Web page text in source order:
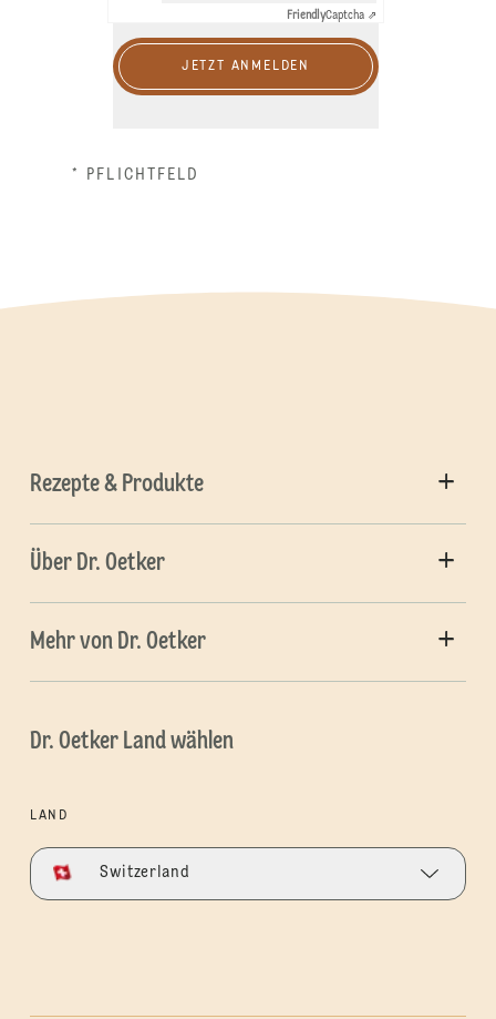
FriendlyCaptcha ⇗
JETZT ANMELDEN
* PFLICHTFELD
Rezepte & Produkte
Über Dr. Oetker
Mehr von Dr. Oetker
Dr. Oetker Land wählen
LAND
Switzerland